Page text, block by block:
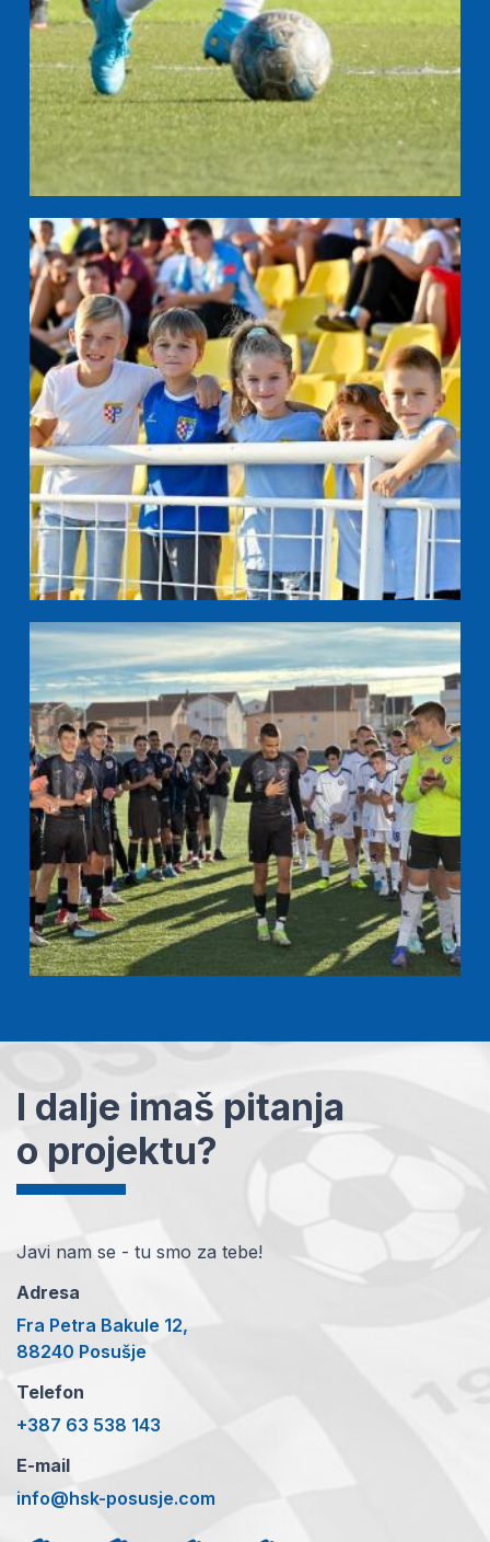
I dalje imaš pitanja
o projektu?
Javi nam se - tu smo za tebe!
Adresa
Fra Petra Bakule 12,
88240 Posušje
Telefon
+387 63 538 143
E-mail
info@hsk-posusje.com